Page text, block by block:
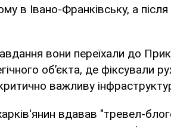
в Івано-Франківську, а після
вони переїхали до
об’єкта, де фіксували
важливу
вдавав "тревел-